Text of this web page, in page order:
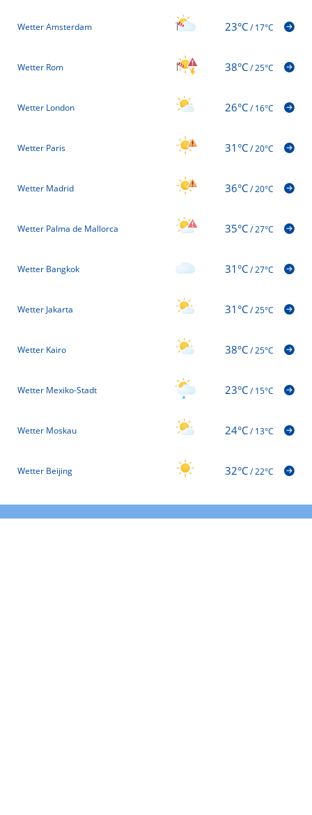
Wetter Amsterdam 23°C/17°C
Wetter Rom 38°C/25°C
Wetter London 26°C/16°C
Wetter Paris 31°C/20°C
Wetter Madrid 36°C/20°C
Wetter Palma de Mallorca 35°C/27°C
Wetter Bangkok 31°C/27°C
Wetter Jakarta 31°C/25°C
Wetter Kairo 38°C/25°C
Wetter Mexiko-Stadt 23°C/15°C
Wetter Moskau 24°C/13°C
Wetter Beijing 32°C/22°C